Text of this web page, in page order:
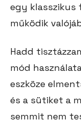
egy klasszikus
működik
Hadd
mód
eszköze
és a sütiket a
semmit nem